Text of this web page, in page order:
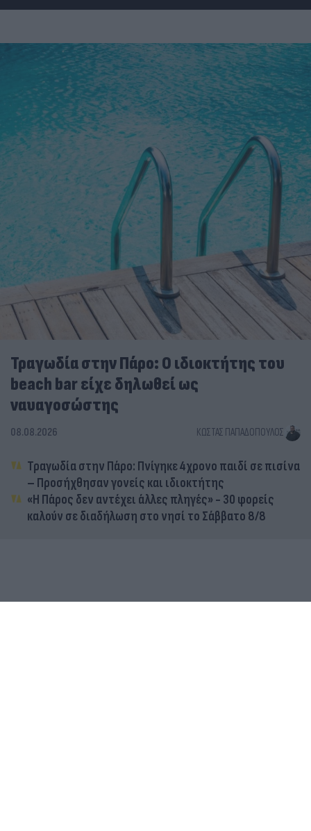
Τραγωδία στην Πάρο: Ο ιδιοκτήτης του
beach bar είχε δηλωθεί ως
ναυαγοσώστης
08.08.2026 ΚΏΣΤΑΣ ΠΑΠΑΔΌΠΟΥΛΟΣ
Τραγωδία στην Πάρο: Πνίγηκε 4χρονο παιδί σε πισίνα
– Προσήχθησαν γονείς και ιδιοκτήτης
«Η Πάρος δεν αντέχει άλλες πληγές» - 30 φορείς
καλούν σε διαδήλωση στο νησί το Σάββατο 8/8